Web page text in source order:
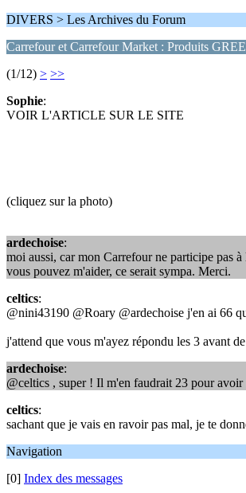
DIVERS > Les Archives du Forum
Carrefour et Carrefour Market : Produits
(1/12) > >>
Sophie:
VOIR L'ARTICLE SUR LE SITE
(cliquez sur la photo)
ardechoise:
moi aussi, car mon Carrefour ne participe pas
vous pouvez m'aider, ce serait sympa. Merci.
celtics:
@nini43190 @Roary @ardechoise j'en ai 66
j'attend que vous m'ayez répondu les 3 avant
ardechoise:
@celtics , super ! Il m'en faudrait 23 pour
celtics:
sachant que je vais en ravoir pas mal, je te
Navigation
[0] Index des messages